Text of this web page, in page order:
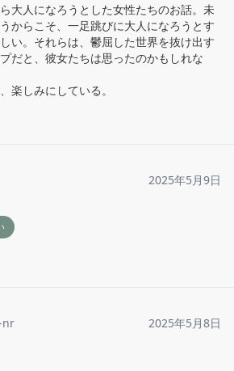
大人になろうとした女性たちのお話。未
からこそ、一足跳びに大人になろうとす
い。それらは、鬱屈した世界を抜け出す
だと、彼女たちは思ったのかもしれな
楽しみにしている。
2025年5月9日
nr 2025年5月8日